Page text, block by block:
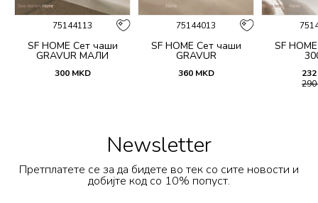
75144113
SF HOME Сет чаши
GRAVUR МАЛИ
300 MKD
75144013
SF HOME Сет чаши
GRAVUR
360 MKD
SF
232
290
Newsletter
Претплатете се за да бидете во тек со сите новости и
добијте код со 10% попуст.